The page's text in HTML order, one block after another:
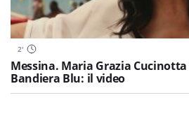
2'
Messina. Maria Grazia
Bandiera Blu: il video